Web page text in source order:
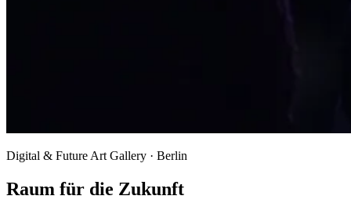
Digital & Future Art Gallery · Berlin
Raum für die Zukunft